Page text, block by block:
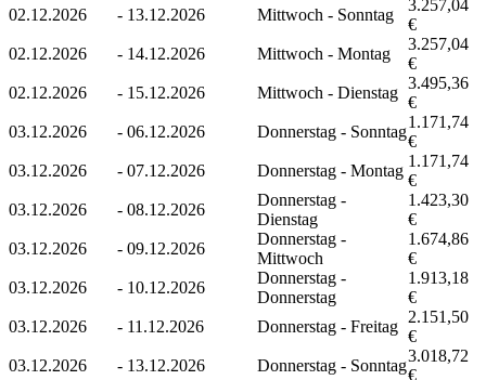
02.12.2026
- 13.12.2026 Mittwoch - Sonntag
3.257,04
€
02.12.2026
- 14.12.2026 Mittwoch - Montag
3.257,04
€
02.12.2026
- 15.12.2026 Mittwoch - Dienstag
3.495,36
€
03.12.2026
- 06.12.2026 Donnerstag - Sonntag
1.171,74
€
03.12.2026
- 07.12.2026 Donnerstag - Montag
1.171,74
€
03.12.2026
- 08.12.2026
Donnerstag -
Dienstag
1.423,30
€
03.12.2026
- 09.12.2026
Donnerstag -
Mittwoch
1.674,86
€
03.12.2026
- 10.12.2026
Donnerstag -
Donnerstag
1.913,18
€
03.12.2026
- 11.12.2026 Donnerstag - Freitag
2.151,50
€
03.12.2026
- 13.12.2026 Donnerstag - Sonntag
3.018,72
€